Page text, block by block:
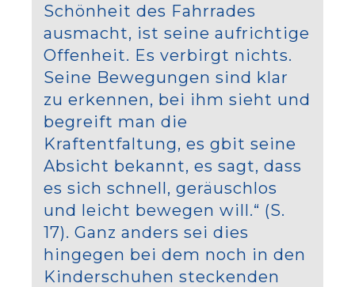
Schönheit des Fahrrades
ausmacht, ist seine aufrichtige
Offenheit. Es verbirgt nichts.
Seine Bewegungen sind klar
zu erkennen, bei ihm sieht und
begreift man die
Kraftentfaltung, es gbit seine
Absicht bekannt, es sagt, dass
es sich schnell, geräuschlos
und leicht bewegen will.“ (S.
17). Ganz anders sei dies
hingegen bei dem noch in den
Kinderschuhen steckenden